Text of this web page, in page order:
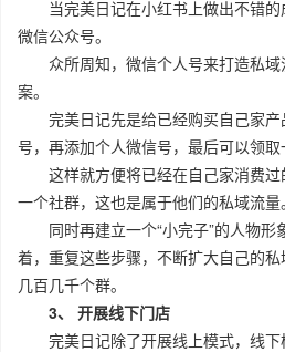
当完美日记在小红书上做出不错的
微信公众号。
众所周知，微信个人号来打造私域
案。
完美日记先是给已经购买自己家产
号，再添加个人微信号，最后可以领取
这样就方便将已经在自己家消费过
一个社群，这也是属于他们的私域流量。
同时再建立一个“小完子”的人物形
着，重复这些步骤，不断扩大自己的
几百几千个群。
3、 开展线下门店
完美日记除了开展线上模式，线下